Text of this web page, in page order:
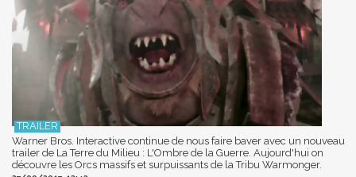
Warner Bros. Interactive continue de nous faire baver avec un nouveau
trailer de La Terre du Milieu : L'Ombre de la Guerre. Aujourd'hui on
découvre les Orcs massifs et surpuissants de la Tribu Warmonger.